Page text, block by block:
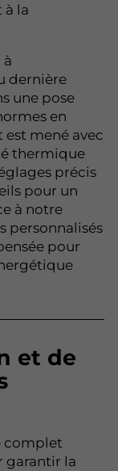
à la
à
dernière
une pose
en
mené avec
thermique
précis
pour un
à notre
personnalisés
pour
et de
complet
garantir la